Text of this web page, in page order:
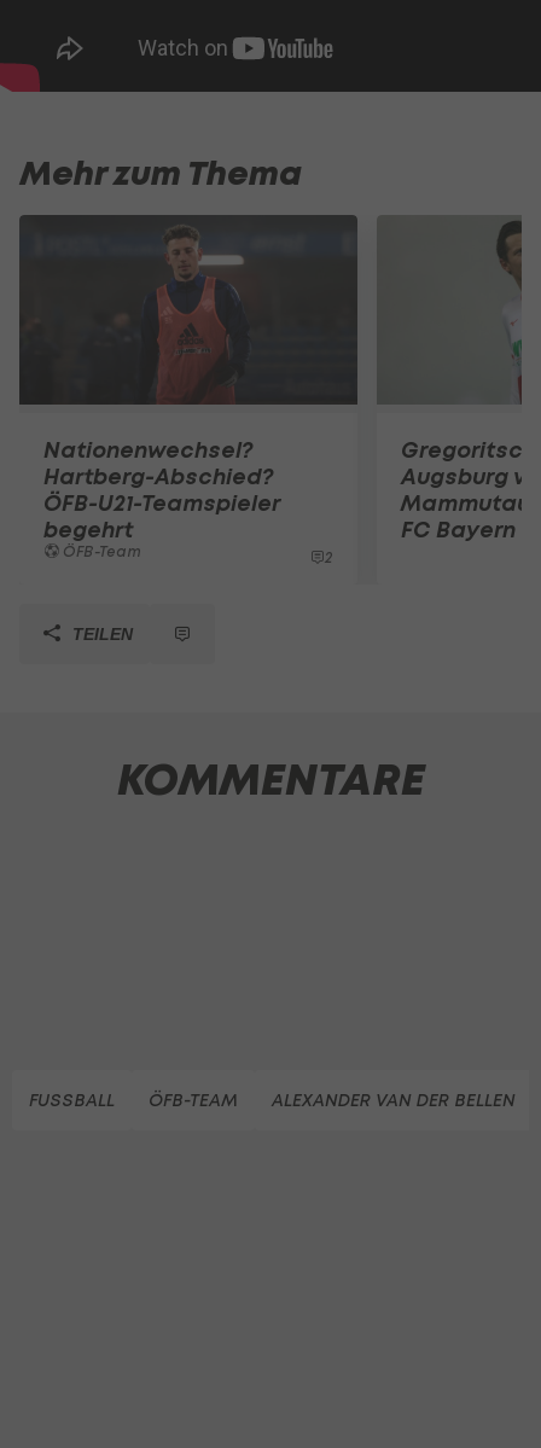
Mehr zum Thema
Nationenwechsel?
Hartberg-Abschied?
ÖFB-U21-Teamspieler
begehrt
ÖFB-Team 2
Gregoritsch
Augsburg
FC Bayern
TEILEN
KOMMENTARE
FUSSBALL ÖFB-TEAM ALEXANDER VAN DER BELLEN